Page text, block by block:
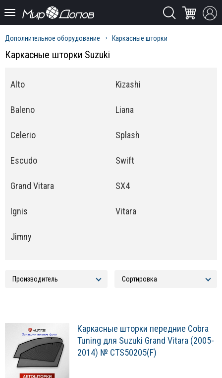
Дополнительное оборудование Каркасные шторки
Каркасные шторки Suzuki
Alto
Baleno
Celerio
Escudo
Grand Vitara
Ignis
Jimny
Kizashi
Liana
Splash
Swift
SX4
Vitara
Каркасные шторки передние Cobra
Tuning для Suzuki Grand Vitara (2005-
2014) № CTS50205(F)